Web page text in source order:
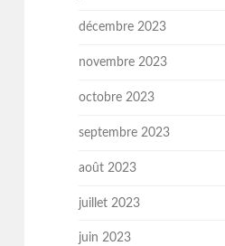
décembre 2023
novembre 2023
octobre 2023
septembre 2023
août 2023
juillet 2023
juin 2023